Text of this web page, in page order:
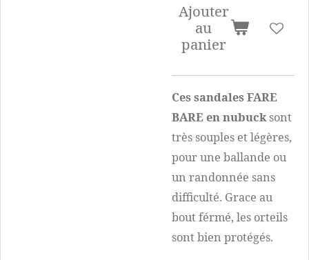
Ajouter
au
panier
Ces sandales FARE
BARE en nubucksont
très souples et légères,
pour une ballande ou
un randonnée sans
difficulté. Grace au
bout férmé, les orteils
sont bien protégés.